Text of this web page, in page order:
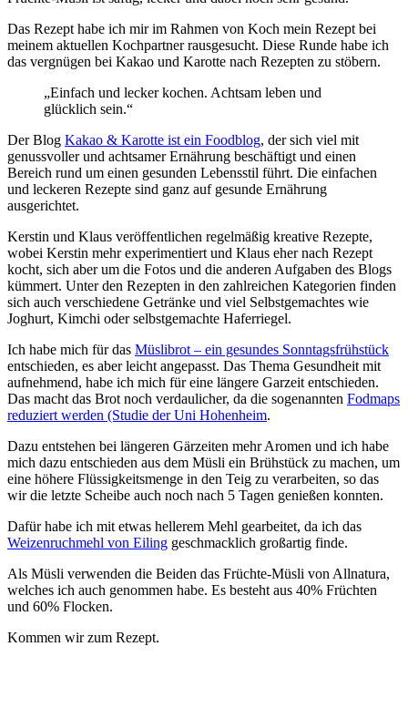
Das Rezept habe ich mir im Rahmen von Koch mein Rezept bei
meinem aktuellen Kochpartner rausgesucht. Diese Runde habe ich
das vergnügen bei Kakao und Karotte nach Rezepten zu stöbern.
„Einfach und lecker kochen. Achtsam leben und
glücklich sein.“
Der Blog Kakao & Karotte ist ein Foodblog, der sich viel mit
genussvoller und achtsamer Ernährung beschäftigt und einen
Bereich rund um einen gesunden Lebensstil führt. Die einfachen
und leckeren Rezepte sind ganz auf gesunde Ernährung
ausgerichtet.
Kerstin und Klaus veröffentlichen regelmäßig kreative Rezepte,
wobei Kerstin mehr experimentiert und Klaus eher nach Rezept
kocht, sich aber um die Fotos und die anderen Aufgaben des Blogs
kümmert. Unter den Rezepten in den zahlreichen Kategorien finden
sich auch verschiedene Getränke und viel Selbstgemachtes wie
Joghurt, Kimchi oder selbstgemachte Haferriegel.
Ich habe mich für das Müslibrot – ein gesundes Sonntagsfrühstück
entschieden, es aber leicht angepasst. Das Thema Gesundheit mit
aufnehmend, habe ich mich für eine längere Garzeit entschieden.
Das macht das Brot noch verdaulicher, da die sogenannten Fodmaps
reduziert werden (Studie der Uni Hohenheim.
Dazu entstehen bei längeren Gärzeiten mehr Aromen und ich habe
mich dazu entschieden aus dem Müsli ein Brühstück zu machen, um
eine höhere Flüssigkeitsmenge in den Teig zu verarbeiten, so das
wir die letzte Scheibe auch noch nach 5 Tagen genießen konnten.
Dafür habe ich mit etwas hellerem Mehl gearbeitet, da ich das
Weizenruchmehl von Eiling geschmacklich großartig finde.
Als Müsli verwenden die Beiden das Früchte-Müsli von Allnatura,
welches ich auch genommen habe. Es besteht aus 40% Früchten
und 60% Flocken.
Kommen wir zum Rezept.